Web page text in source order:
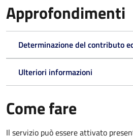
Approfondimenti
Determinazione del contributo
Ulteriori informazioni
Come fare
Il servizio può essere attivato